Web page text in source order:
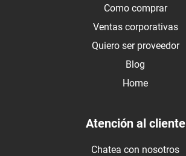
Como comprar
Ventas corporativas
Quiero ser proveedor
Blog
Home
Atención al cliente
Chatea con nosotros